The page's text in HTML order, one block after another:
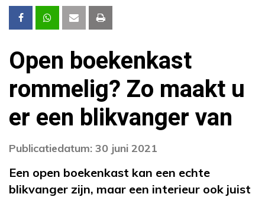
Open boekenkast
rommelig? Zo maakt u
er een blikvanger van
Publicatiedatum: 30 juni 2021
Een open boekenkast kan een echte
blikvanger zijn, maar een interieur ook juist